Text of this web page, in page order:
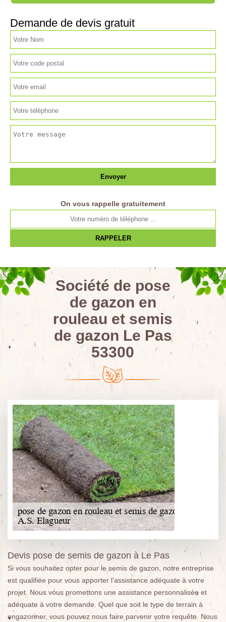
Demande de devis gratuit
On vous rappelle gratuitement
Société de pose
de gazon en
rouleau et semis
de gazon Le Pas
53300
Devis pose de semis de gazon à Le Pas
Si vous souhaitez opter pour le semis de gazon, notre entreprise
est qualifiée pour vous apporter l’assistance adéquate à votre
projet. Nous vous promettons une assistance personnalisée et
adéquate à votre demande. Quel que soit le type de terrain à
engazonner, vous pouvez nous faire parvenir votre requête. Nous